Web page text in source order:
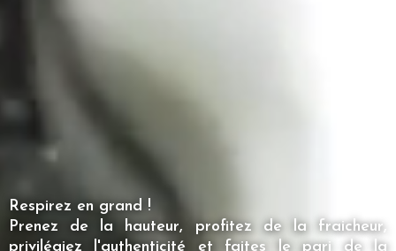
Respirez en grand !
Prenez de la hauteur, profitez de la fraicheur,
privilégiez l'authenticité et faites le pari de la